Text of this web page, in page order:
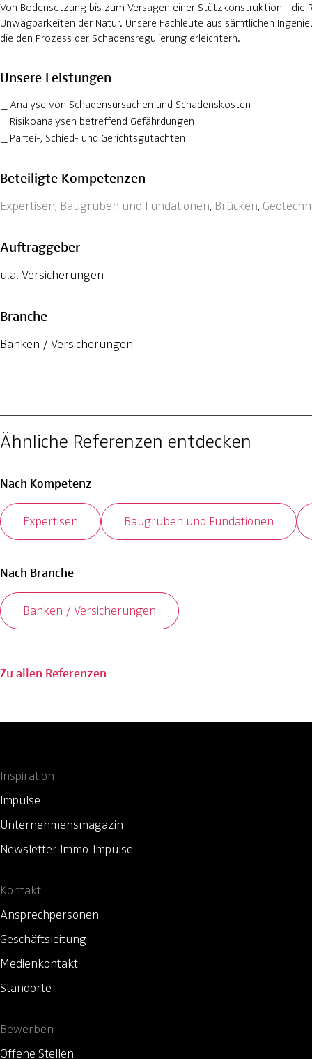
Von Bodensetzung bis zum Versagen einer Stützkonstruktion - die
Unwägbarkeiten der Natur. Unsere Fachleute aus sämtlichen
die den Prozess der Schadensregulierung erleichtern.
Unsere Leistungen
Analyse von Schadensursachen und Schadenskosten
Risikoanalysen betreffend Gefährdungen
Partei-, Schied- und Gerichtsgutachten
Beteiligte Kompetenzen
Expertisen, Baugruben und Fundationen, Brücken,
Auftraggeber
u.a. Versicherungen
Branche
Banken / Versicherungen
Ähnliche Referenzen entdecken
Nach Kompetenz
Expertisen Baugruben und Fundationen
Nach Branche
Banken / Versicherungen
Zu allen Referenzen
Inspiration
Impulse
Unternehmensmagazin
Newsletter Immo-Impulse
Kontakt
Ansprechpersonen
Geschäftsleitung
Medienkontakt
Standorte
Bewerben
Offene Stellen